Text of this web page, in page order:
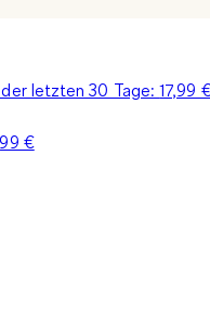
letzten 30 Tage:17,99
€